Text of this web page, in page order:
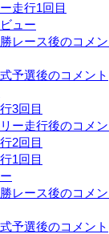
走行1回目
ュー
レース後のコメ
予選後のコメント
3回目
ー走行後のコメ
2回目
1回目
レース後のコメ
予選後のコメント